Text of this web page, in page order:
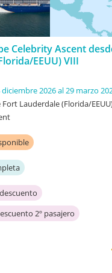
16/09/2024
Ascent
XVI
deberian ser un poco
Celebrity Ascent
EEUU) VIII
diciembre 2026 al 29 marzo
Fort Lauderdale (Florida/
2º pasajero